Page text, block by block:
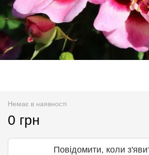
Немає в наявності
0 грн
Повідомити, коли